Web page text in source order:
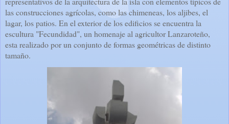
las construcciones agrícolas, como las chimeneas, los aljibes, el
lagar, los patios. En el exterior de los edificios se encuentra la
escultura "Fecundidad", un homenaje al agricultor Lanzaroteño,
esta realizado por un conjunto de formas geométricas de distinto
tamaño.